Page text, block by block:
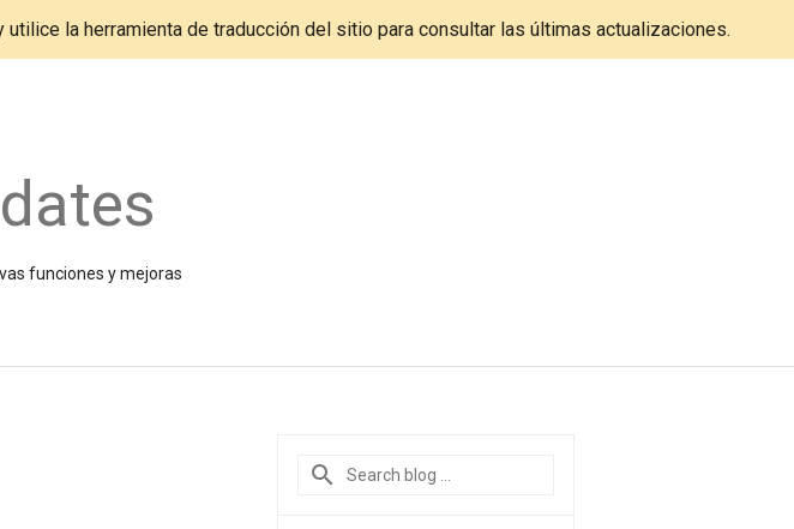
utilice la herramienta de traducción del sitio para consultar las últimas actualizaciones.
funciones y mejoras